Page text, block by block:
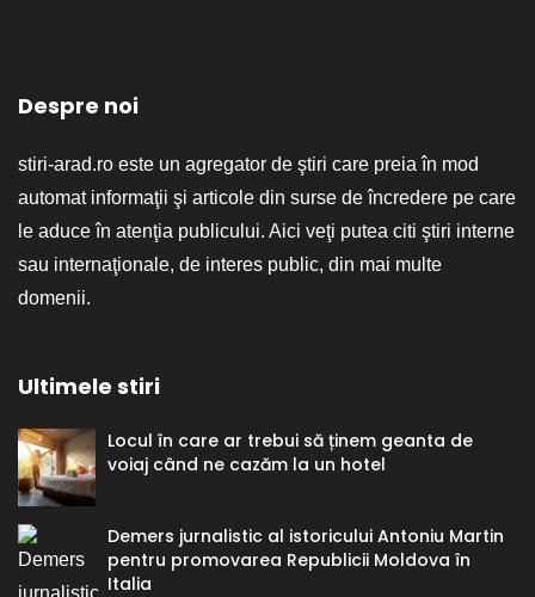
Despre noi
stiri-arad.ro este un agregator de ştiri care preia în mod
automat informaţii şi articole din surse de încredere pe care
le aduce în atenţia publicului. Aici veţi putea citi ştiri interne
sau internaţionale, de interes public, din mai multe
domenii.
Ultimele stiri
Locul în care ar trebui să ținem geanta de
voiaj când ne cazăm la un hotel
Demers jurnalistic al istoricului Antoniu Martin
pentru promovarea Republicii Moldova în
Italia